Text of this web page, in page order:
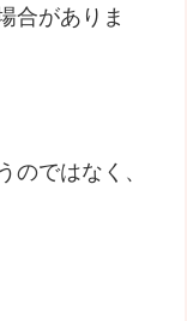
合がありま
のではなく、